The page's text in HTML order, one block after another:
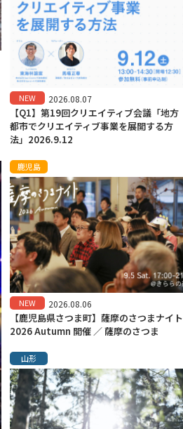
NEW 2026.08.07
【Q1】第19回クリエイティブ会議「地方
都市でクリエイティブ事業を展開する方
法」2026.9.12
鹿児島
NEW 2026.08.06
【鹿児島県さつま町】薩摩のさつまナイト
2026 Autumn 開催 ／ 薩摩のさつま
山形